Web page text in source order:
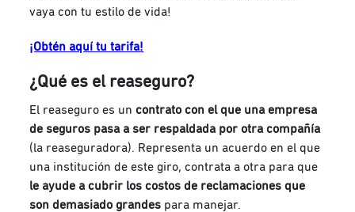
vaya con tu estilo de vida!
¡Obtén aquí tu tarifa!
¿Qué es el reaseguro?
El reaseguro es uncontrato con el que una empresa
de seguros pasa a ser respaldada por otra compañía
(la reaseguradora). Representa un acuerdo en el que
una institución de este giro, contrata a otra para que
le ayude a cubrir los costos de reclamaciones que
son demasiado grandes para manejar.